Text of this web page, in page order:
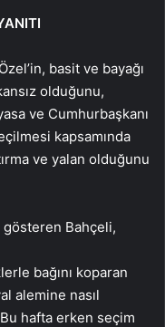
basit ve bayağı
olduğunu,
ve Cumhurbaşkanı
kapsamında
ve yalan olduğunu
gösteren Bahçeli,
bağını koparan
alemine nasıl
hafta erken seçim